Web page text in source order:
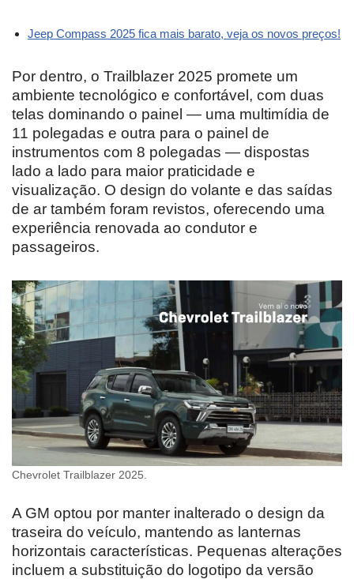
Jeep Compass 2025 fica mais barato, veja os novos preços!
Por dentro, o Trailblazer 2025 promete um
ambiente tecnológico e confortável, com duas
telas dominando o painel — uma multimídia de
11 polegadas e outra para o painel de
instrumentos com 8 polegadas — dispostas
lado a lado para maior praticidade e
visualização. O design do volante e das saídas
de ar também foram revistos, oferecendo uma
experiência renovada ao condutor e
passageiros.
Chevrolet Trailblazer 2025.
A GM optou por manter inalterado o design da
traseira do veículo, mantendo as lanternas
horizontais características. Pequenas alterações
incluem a substituição do logotipo da versão